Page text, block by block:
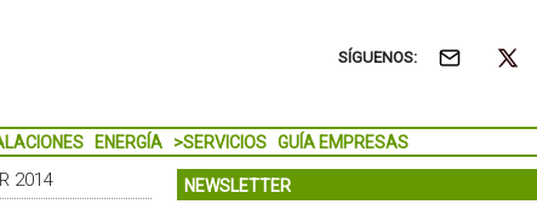
SÍGUENOS:
ENERGÍA >SERVICIOS GUÍA EMPRESAS
2014 NEWSLETTER